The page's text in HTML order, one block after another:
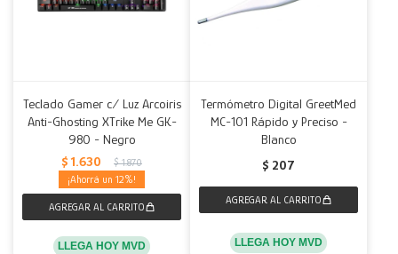
Teclado Gamer c/ Luz Arcoiris
Anti-Ghosting XTrike Me GK-
980 - Negro
$ 1.630 $ 1.870
12
LLEGA HOY MVD
Termómetro Digital GreetMed
MC-101 Rápido y Preciso -
Blanco
$ 207
LLEGA HOY MVD